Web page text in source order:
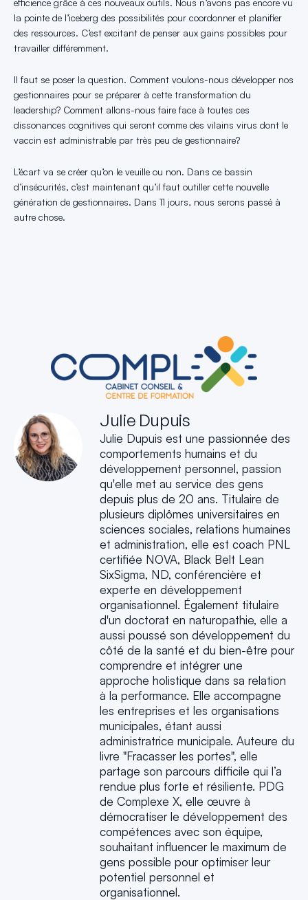
efficience grâce à ces nouveaux outils. Nous n’avons pas encore vu
la pointe de l’iceberg des possibilités pour coordonner et planifier
des ressources. C’est excitant de penser aux gains possibles pour
travailler différemment.
Il faut se poser la question. Comment voulons-nous développer nos
gestionnaires pour se préparer à cette transformation du
leadership? Comment allons-nous faire face à toutes ces
dissonances cognitives qui seront comme des vilains virus dont le
vaccin est administrable par très peu de gestionnaire?
L’écart va se créer qu’on le veuille ou non. Dans ce bassin
d’insécurités, c’est maintenant qu’il faut outiller cette nouvelle
génération de gestionnaires. Dans 11 jours, nous serons passé à
autre chose.
Julie Dupuis
Julie Dupuis est une passionnée des
comportements humains et du
développement personnel, passion
qu'elle met au service des gens
depuis plus de 20 ans. Titulaire de
plusieurs diplômes universitaires en
sciences sociales, relations humaines
et administration, elle est coach PNL
certifiée NOVA, Black Belt Lean
SixSigma, ND, conférencière et
experte en développement
organisationnel. Également titulaire
d'un doctorat en naturopathie, elle a
aussi poussé son développement du
côté de la santé et du bien-être pour
comprendre et intégrer une
approche holistique dans sa relation
à la performance. Elle accompagne
les entreprises et les organisations
municipales, étant aussi
administratrice municipale. Auteure du
livre "Fracasser les portes", elle
partage son parcours difficile qui l’a
rendue plus forte et résiliente. PDG
de Complexe X, elle œuvre à
démocratiser le développement des
compétences avec son équipe,
souhaitant influencer le maximum de
gens possible pour optimiser leur
potentiel personnel et
organisationnel.